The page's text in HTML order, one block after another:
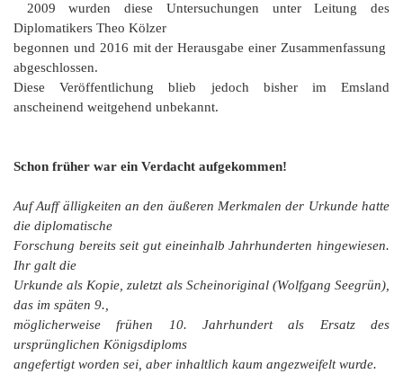
2009 wurden diese Untersuchungen unter Leitung des
Diplomatikers Theo Kölzer
begonnen und 2016 mit der Herausgabe einer Zusammenfassung
abgeschlossen.
Diese Veröffentlichung blieb jedoch bisher im Emsland
anscheinend weitgehend unbekannt.
Schon früher war ein Verdacht aufgekommen!
Auf Auff älligkeiten an den äußeren Merkmalen der Urkunde hatte
die diplomatische
Forschung bereits seit gut eineinhalb Jahrhunderten hingewiesen.
Ihr galt die
Urkunde als Kopie, zuletzt als Scheinoriginal (Wolfgang Seegrün),
das im späten 9.,
möglicherweise frühen 10. Jahrhundert als Ersatz des
ursprünglichen Königsdiploms
angefertigt worden sei, aber inhaltlich kaum angezweifelt wurde.